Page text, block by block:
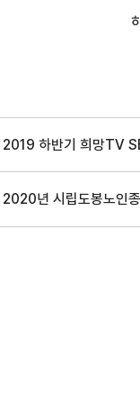
2019 하반기 희망TV
2020년 시립도봉노인